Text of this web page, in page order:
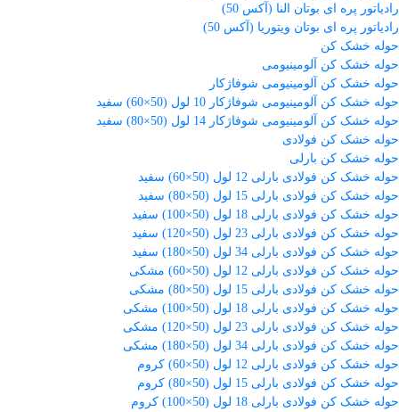
رادیاتور پره ای بوتان النا (آکس 50)
رادیاتور پره ای بوتان ویتوریا (آکس 50)
حوله خشک کن
حوله خشک کن آلومینیومی
حوله خشک کن آلومینیومی شوفاژکار
حوله خشک کن آلومینیومی شوفاژکار 10 لول (50×60) سفید
حوله خشک کن آلومینیومی شوفاژکار 14 لول (50×80) سفید
حوله خشک کن فولادی
حوله خشک کن بارلی
حوله خشک کن فولادی بارلی 12 لول (50×60) سفید
حوله خشک کن فولادی بارلی 15 لول (50×80) سفید
حوله خشک کن فولادی بارلی 18 لول (50×100) سفید
حوله خشک کن فولادی بارلی 23 لول (50×120) سفید
حوله خشک کن فولادی بارلی 34 لول (50×180) سفید
حوله خشک کن فولادی بارلی 12 لول (50×60) مشکی
حوله خشک کن فولادی بارلی 15 لول (50×80) مشکی
حوله خشک کن فولادی بارلی 18 لول (50×100) مشکی
حوله خشک کن فولادی بارلی 23 لول (50×120) مشکی
حوله خشک کن فولادی بارلی 34 لول (50×180) مشکی
حوله خشک کن فولادی بارلی 12 لول (50×60) کروم
حوله خشک کن فولادی بارلی 15 لول (50×80) کروم
حوله خشک کن فولادی بارلی 18 لول (50×100) کروم